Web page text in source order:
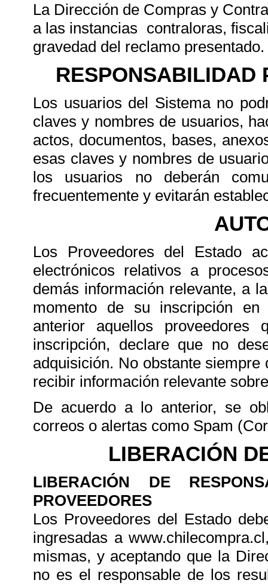
La Dirección de Compras y
a las instancias contraloras,
gravedad del reclamo presentado.
RESPONSABILIDAD
Los usuarios del Sistema no
claves y nombres de usuarios,
actos, documentos, bases,
esas claves y nombres de
los usuarios no deberán
frecuentemente y evitarán
Los Proveedores del Estado
electrónicos relativos a
demás información relevante, a
momento de su inscripción en
anterior aquellos
inscripción, declare que no
adquisición. No obstante
recibir información relevante
De acuerdo a lo anterior, se
correos o alertas como Spam
LIBERACIÓN
LIBERACIÓN DE
PROVEEDORES
Los Proveedores del Estado
ingresadas a
mismas, y aceptando que la
no es el responsable de los